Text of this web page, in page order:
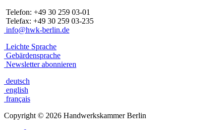
Telefon: +49 30 259 03-01
Telefax: +49 30 259 03-235
info@hwk-berlin.de
Leichte Sprache
Gebärdensprache
Newsletter abonnieren
deutsch
english
français
Copyright © 2026 Handwerkskammer Berlin